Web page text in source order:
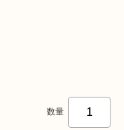
数量